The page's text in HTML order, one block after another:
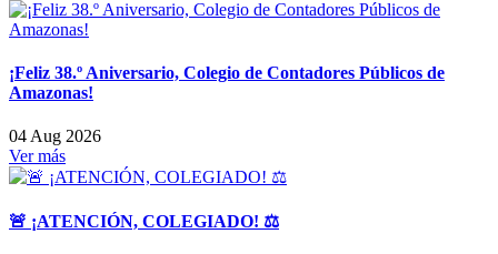
¡Feliz 38.º Aniversario, Colegio de Contadores Públicos de
Amazonas!
04 Aug 2026
Ver más
🚨 ¡ATENCIÓN, COLEGIADO! ⚖️